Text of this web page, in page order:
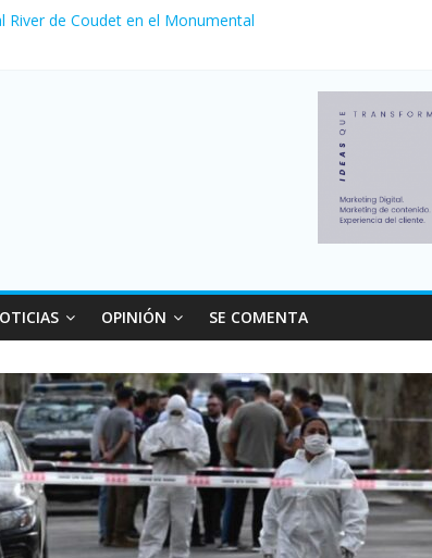
River de Coudet en el Monumental
con más movimiento y consumo turístico: 4,6 millones de
de autos usados en julio: bajó un 12,6% interanual
OPINIÓN SE COMENTA